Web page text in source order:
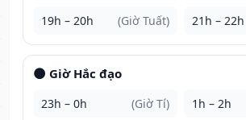
19h – 20h (Giờ Tuất) 21h – 22h
🌑 Giờ Hắc đạo
23h – 0h (Giờ Tí) 1h – 2h